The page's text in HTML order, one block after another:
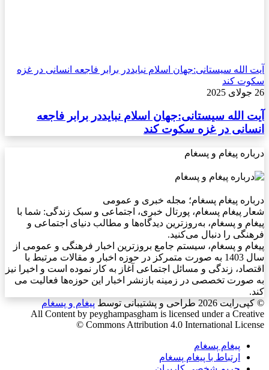
آیت الله سیستانی:جهان اسلام نبایددر برابر فاجعه انسانی در غزه
سکوت کند
26 جولای 2025
آیت الله سیستانی:جهان اسلام نبایددر برابر فاجعه
انسانی در غزه سکوت کند
درباره پیغام و پسغام
درباره پیغام پسغام؛ مجله خبری و عمومی
شعار پیغام پسغام، پورتال خبری، اجتماعی و سبک زندگی: شما با
پیغام و پسغام، به‌روزترین دیدگاه‌ها و مطالب دنیای اجتماعی و
فرهنگی را دنبال می‌کنید.
پیغام و پسغام، سیستم جامع بروزترین اخبار فرهنگی و عمومی از
سال 1403 به صورت متمرکز در حوزه اخبار و مقالات مرتبط با
اقتصاد، زندگی و مسائل اجتماعی آغاز به کار نموده است و اخیرا نیز
به صورت تخصصی در زمینه بازنشر اخبار این حوزه‌ها فعالیت می
کند.
© کپی‌رایت 2026
طراحی و پشتیبانی توسط پیغام و پسغام
All Content by peyghampasgham is licensed under a Creative
Commons Attribution 4.0 International License ©️
پیغام پسغام
ارتباط با پیغام پسغام